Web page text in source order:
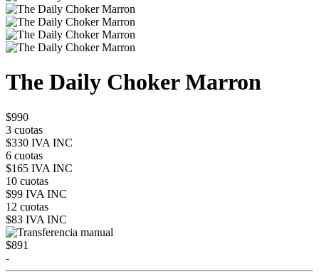
The Daily Choker Marron
$990
3 cuotas
$330 IVA INC
6 cuotas
$165 IVA INC
10 cuotas
$99 IVA INC
12 cuotas
$83 IVA INC
$891
-